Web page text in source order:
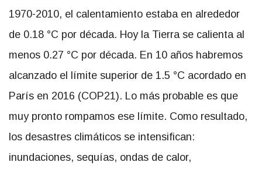
1970-2010, el calentamiento estaba en alrededor
de 0.18 °C por década. Hoy la Tierra se calienta al
menos 0.27 °C por década. En 10 años habremos
alcanzado el límite superior de 1.5 °C acordado en
París en 2016 (COP21). Lo más probable es que
muy pronto rompamos ese límite. Como resultado,
los desastres climáticos se intensifican:
inundaciones, sequías, ondas de calor,